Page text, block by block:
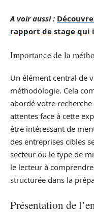
A voir aussi :
rapport de stage qui
Importance de la
Un élément central de
méthodologie. Cela
abordé votre
attentes face à cette
être intéressant de
des entreprises cibles
secteur ou le type de
le lecteur à
structurée dans la
Présentation de